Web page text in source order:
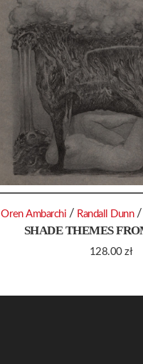
SHADE THEMES
128.00zł
Oren Ambarchi / Randall Dunn /